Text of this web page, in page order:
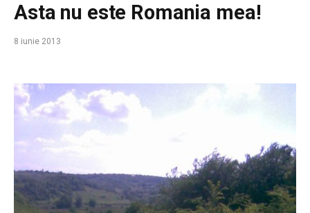
Asta nu este Romania mea!
8 iunie 2013